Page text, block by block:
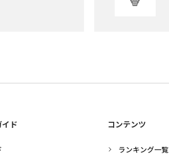
ド コンテンツ
ランキング一覧